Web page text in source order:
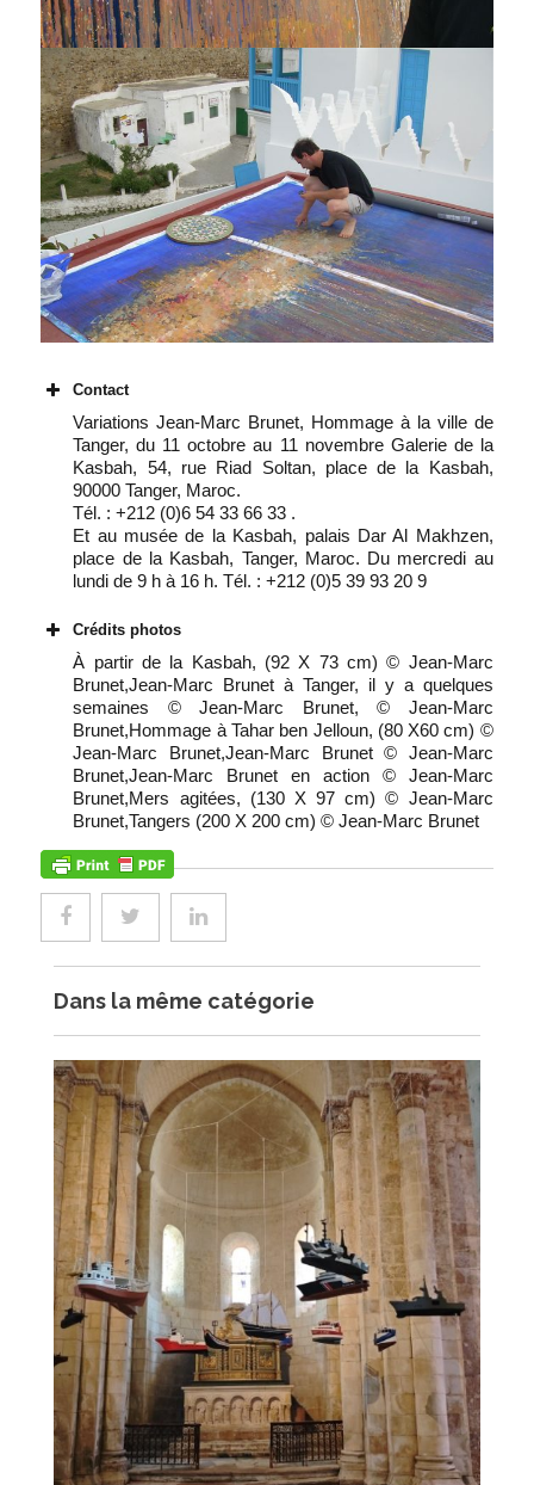
Contact
Variations Jean-Marc Brunet, Hommage à la ville de
Tanger, du 11 octobre au 11 novembre Galerie de la
Kasbah, 54, rue Riad Soltan, place de la Kasbah,
90000 Tanger, Maroc.
Tél. : +212 (0)6 54 33 66 33 .
Et au musée de la Kasbah, palais Dar Al Makhzen,
place de la Kasbah, Tanger, Maroc. Du mercredi au
lundi de 9 h à 16 h. Tél. : +212 (0)5 39 93 20 9
Crédits photos
À partir de la Kasbah, (92 X 73 cm) © Jean-Marc
Brunet,Jean-Marc Brunet à Tanger, il y a quelques
semaines © Jean-Marc Brunet, © Jean-Marc
Brunet,Hommage à Tahar ben Jelloun, (80 X60 cm) ©
Jean-Marc Brunet,Jean-Marc Brunet © Jean-Marc
Brunet,Jean-Marc Brunet en action © Jean-Marc
Brunet,Mers agitées, (130 X 97 cm) © Jean-Marc
Brunet,Tangers (200 X 200 cm) © Jean-Marc Brunet
Dans la même catégorie